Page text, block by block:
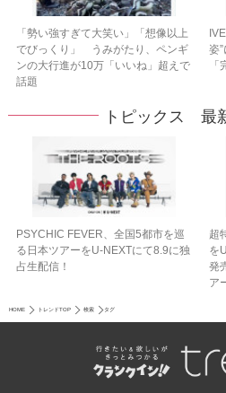
「勢い強すぎて大笑い」「想像以上
でびっくり」 うみがたり、ペンギ
ンの大行進が10万「いいね」超えで
話題
姿
トピックス 最
PSYCHIC FEVER、全国5都市を巡
る日本ツアーをU‐NEXTにて8.9に独
占生配信！
超
を
発
ア
HOME トレンドTOP 検索 タグ